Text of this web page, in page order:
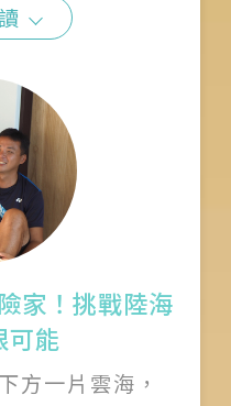
家！挑戰陸海
可能
方一片雲海，